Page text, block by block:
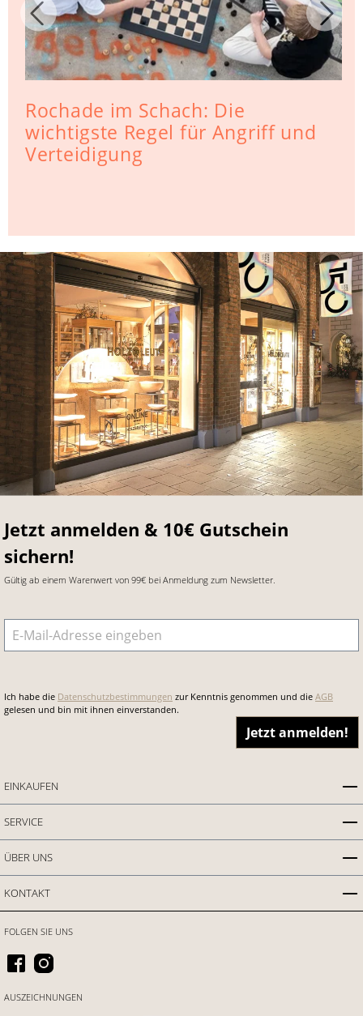
Rochade im Schach: Die
wichtigste Regel für Angriff und
Verteidigung
Jetzt anmelden & 10€ Gutschein
sichern!
Gültig ab einem Warenwert von 99€ bei Anmeldung zum Newsletter.
E-Mail-Adresse
Ich habe die Datenschutzbestimmungen zur Kenntnis genommen und die AGB
gelesen und bin mit ihnen einverstanden.
Jetzt anmelden!
EINKAUFEN
SERVICE
ÜBER UNS
KONTAKT
FOLGEN SIE UNS
AUSZEICHNUNGEN